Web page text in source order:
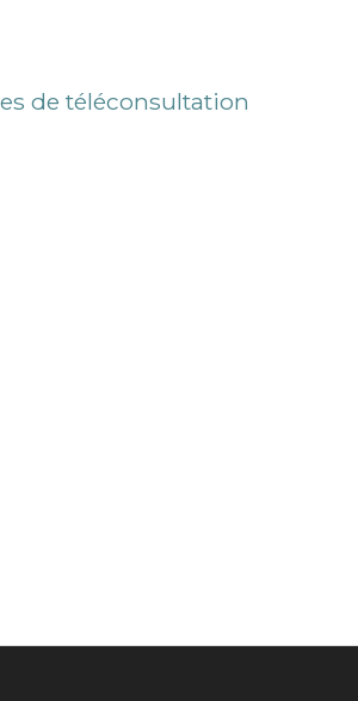
de téléconsultation